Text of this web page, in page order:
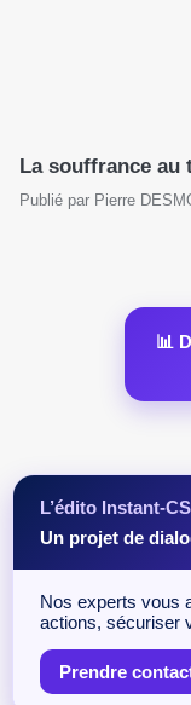
La souffrance au
Publié par Pierre
📊
L’édito Instant-
Un projet de
Nos experts vous
actions, sécuriser
Prendre